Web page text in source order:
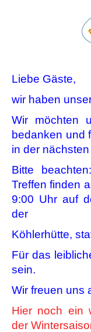
Liebe Gäste,
wir haben
Wir möchten
bedanken und
in der
Bitte
Treffen finden
9:00 Uhr auf
der
Köhlerhütte,
Für das
sein.
Wir freuen uns
Hier noch ein
der